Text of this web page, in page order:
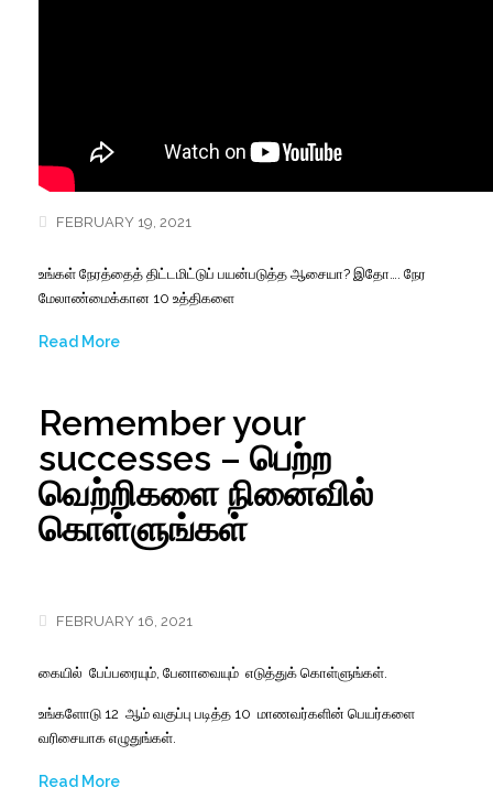
FEBRUARY 19, 2021
உங்கள் நேரத்தைத் திட்டமிட்டுப் பயன்படுத்த ஆசையா? இதோ…. நேர
மேலாண்மைக்கான 10 உத்திகளை
Read More
Remember your
successes – பெற்ற
வெற்றிகளை நினைவில்
கொள்ளுங்கள்
FEBRUARY 16, 2021
கையில பேப்பரையும், பேனாவையும் எடுத்துக் கொள்ளுங்கள்.
உங்களோடு 12 ஆம வகுப்பு படித்த 10 மாணவர்களின் பெயர்களை
வரிசையாக எழுதுங்கள்.
Read More